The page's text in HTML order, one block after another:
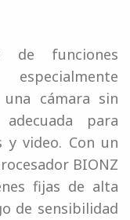
de funciones
cámara sin
para
y video. Con un
BIONZ
fijas de alta
de sensibilidad